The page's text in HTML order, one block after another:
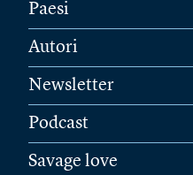
Paesi
Autori
Newsletter
Podcast
Savage love